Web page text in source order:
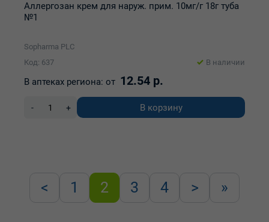
Аллергозан крем для наруж. прим. 10мг/г 18г туба
№1
Sopharma PLC
Код: 637
В наличии
В аптеках региона: от 12.54 р.
- + В корзину
< 1 2 3 4 > »